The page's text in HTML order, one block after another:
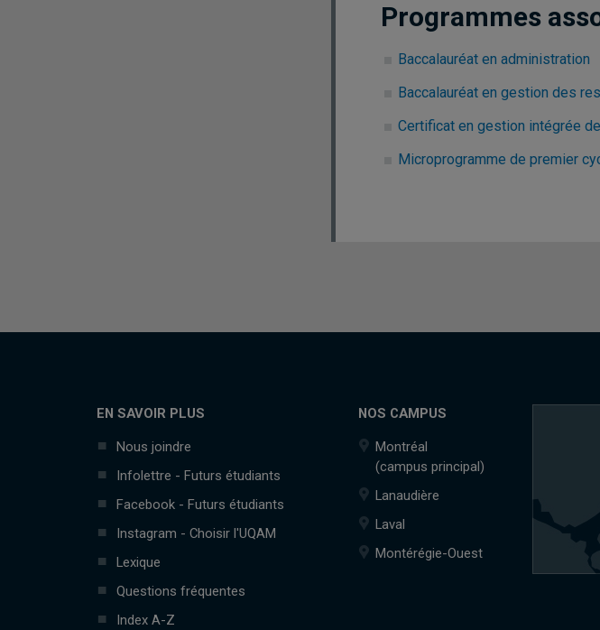
Programmes
Baccalauréat en administration
Baccalauréat en gestion des
Certificat en gestion intégrée
Microprogramme de premier
EN SAVOIR PLUS
Nous joindre
Infolettre - Futurs étudiants
Facebook - Futurs étudiants
Instagram - Choisir l'UQAM
Lexique
Questions fréquentes
Index A-Z
NOS CAMPUS
Montréal
(campus principal)
Lanaudière
Laval
Montérégie-Ouest